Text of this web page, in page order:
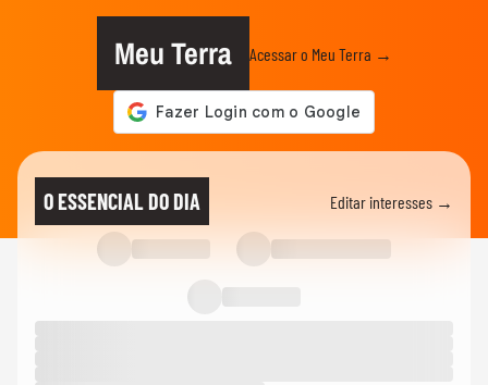
Meu Terra Acessar o Meu Terra →
O ESSENCIAL DO DIA Editar interesses →